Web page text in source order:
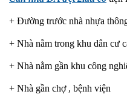
+ Đường trước nhà nhựa
+ Nhà nằm trong khu dân cư
+ Nhà nằm gần khu công
+ Nhà gần chợ , bệnh viện